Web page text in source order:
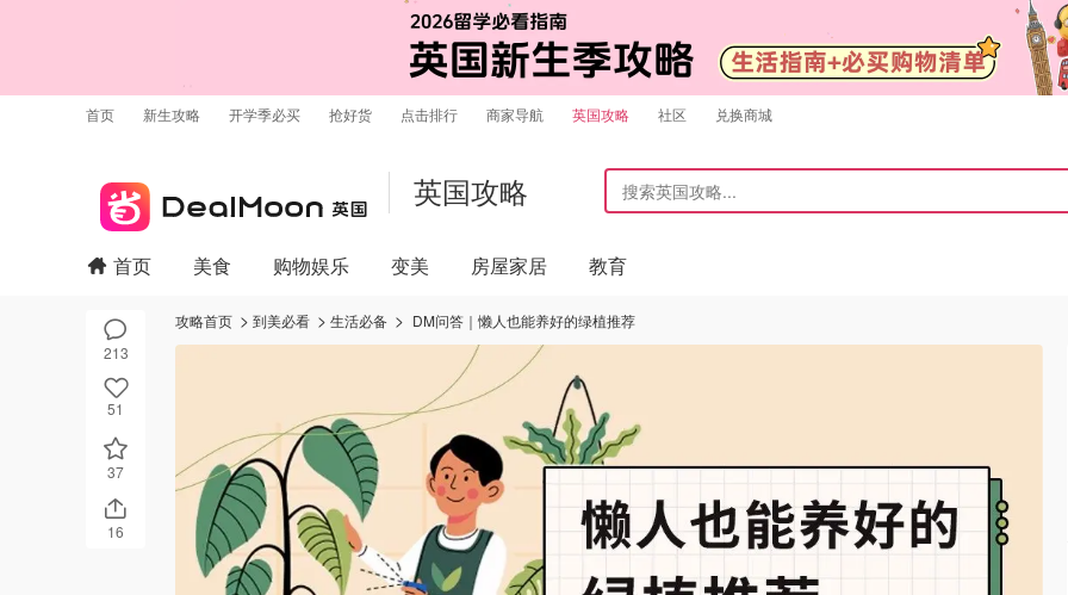
首页 新生攻略 开学季必买 抢好货 点击排行 商家导航 英国攻略 社区 兑换商城
英国攻略
213
51
37
16
首页 美食 购物娱乐 变美 房屋家居 教育
攻略首页 到美必看 生活必备 DM问答｜懒人也能养好的绿植推荐